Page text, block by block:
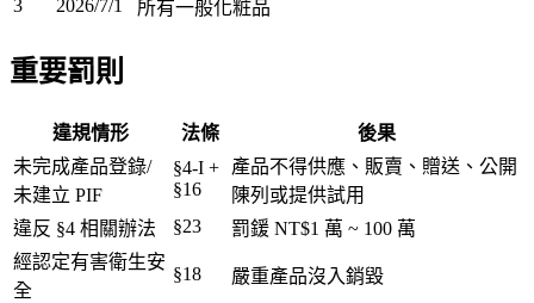
3 2026/7/1 所有一般化粧品
重要罰則
違規情形 法條
後果
未完成產品登錄/
未建立 PIF
§4-I +
§16
產品不得供應、販賣、贈送、公開
陳列或提供試用
違反 §4 相關辦法
§23
罰鍰 NT$1 萬 ~ 100 萬
經認定有害衛生安
全
§18 嚴重產品沒入銷毀